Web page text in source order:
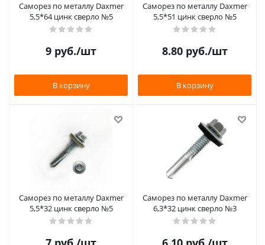
Саморез по металлу Daxmer
5,5*64 цинк сверло №5
9 руб./шт
В корзину
Саморез по металлу Daxmer
5,5*51 цинк сверло №5
8.80руб./шт
В корзину
Саморез по металлу Daxmer
5,5*32 цинк сверло №5
Саморез по металлу Daxmer
6,3*32 цинк сверло №3